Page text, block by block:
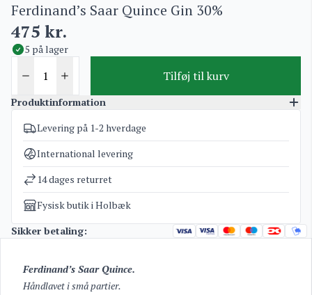
Ferdinand’s Saar Quince Gin 30%
475 kr.
5 på lager
Tilføj til kurv
Produktinformation
Varenummer
946
Kategorier
Vægt
1,3 kg
Levering på 1-2 hverdage
International levering
14 dages returret
Fysisk butik i Holbæk
Sikker betaling:
Ferdinand’s Saar Quince.
Håndlavet i små partier.